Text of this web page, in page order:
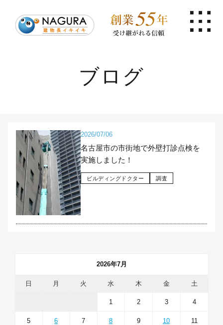
ブログ
2026/07/06
名古屋市の市街地で外壁打診点検を
実施しました！
ビルディングドクター 調査
2026年7月
日 月 火 水 木 金 土
1 2 3 4
5 6 7 8 9 10 11